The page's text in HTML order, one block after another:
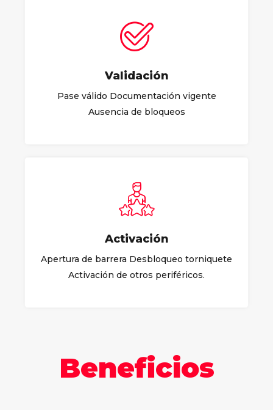
Validación
Pase válido Documentación vigente
Ausencia de bloqueos
Activación
Apertura de barrera Desbloqueo torniquete
Activación de otros periféricos.
Beneficios